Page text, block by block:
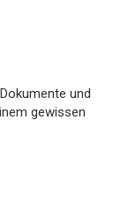
und
gewissen